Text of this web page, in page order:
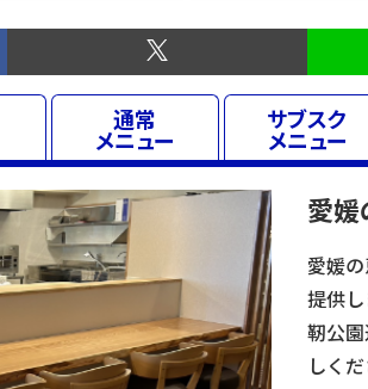
通常
メニュー
サブスク
メニュー
愛
愛媛
提供し
靭公
しくだ